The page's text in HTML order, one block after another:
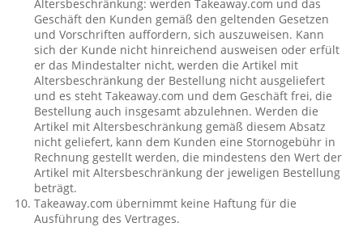
Altersbeschränkung: werden Takeaway.com und das
Geschäft den Kunden gemäß den geltenden Gesetzen
und Vorschriften auffordern, sich auszuweisen. Kann
sich der Kunde nicht hinreichend ausweisen oder erfült
er das Mindestalter nicht, werden die Artikel mit
Altersbeschränkung der Bestellung nicht ausgeliefert
und es steht Takeaway.com und dem Geschäft frei, die
Bestellung auch insgesamt abzulehnen. Werden die
Artikel mit Altersbeschränkung gemäß diesem Absatz
nicht geliefert, kann dem Kunden eine Stornogebühr in
Rechnung gestellt werden, die mindestens den Wert der
Artikel mit Altersbeschränkung der jeweligen Bestellung
beträgt.
Takeaway.com übernimmt keine Haftung für die
Ausführung des Vertrages.